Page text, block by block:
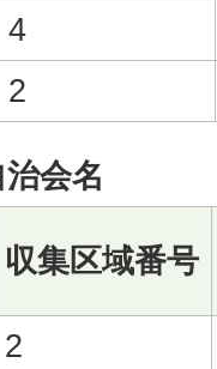
4
2
会名
収集区域番号
2